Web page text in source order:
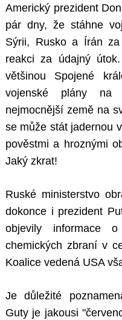
Americký prezident
pár dny, že stáhne
Sýrii, Rusko a Írán
reakci za údajný
většinou Spojené
vojenské plány
nejmocnější země na
se může stát jadernou
pověstmi a hroznými
Jaký zkrat!
Ruské ministerstvo
dokonce i prezident
objevily informace
chemických zbraní v
Koalice vedená USA
Je důležité
Guty je jakousi